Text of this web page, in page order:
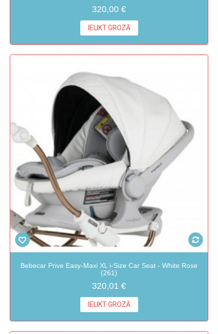
320,00 €
IELIKT GROZĀ
Bebecar Prive Easy-Maxi XL i-Size Car Seat - White Rose
(261)
320,01 €
IELIKT GROZĀ